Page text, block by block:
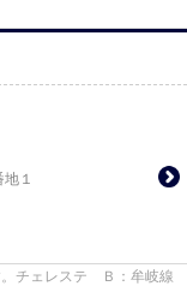
１
チェレステ Ｂ：牟岐線